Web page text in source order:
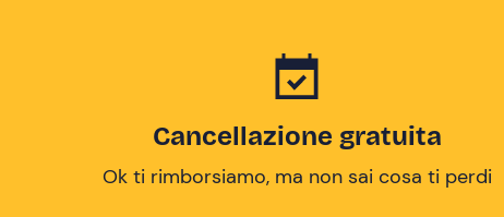
Cancellazione gratuita
Ok ti rimborsiamo, ma non sai cosa ti perdi